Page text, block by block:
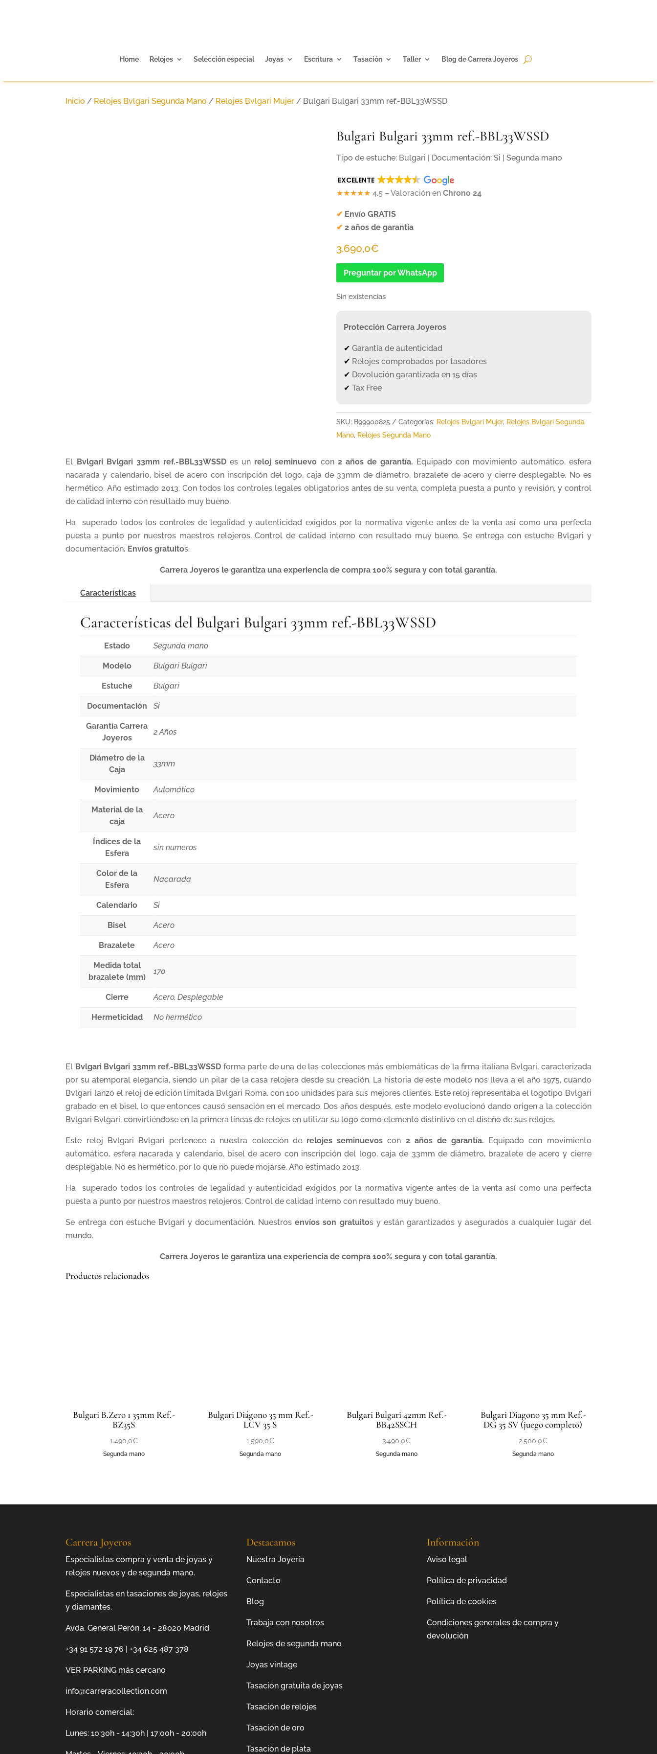
Home Relojes Selección especial Joyas Escritura Tasación Taller Blog de Carrera Joyeros
Inicio / Relojes Bvlgari Segunda Mano / Relojes Bvlgari Mujer / Bulgari Bulgari 33mm ref.-BBL33WSSD
Bulgari Bulgari 33mm ref.-BBL33WSSD
Tipo de estuche: Bulgari | Documentación: Si | Segunda mano
EXCELENTE
★★★★★ 4.5 – Valoración enChrono 24
✔ Envío GRATIS
✔2 años de garantía
3.690,0€
Preguntar por WhatsApp
Sin existencias
Protección Carrera Joyeros
✔Garantía de autenticidad
✔ Relojes comprobados por tasadores
✔ Devolución garantizada en 15 días
✔Tax Free
SKU: B99900825 Categorías: Relojes Bvlgari Mujer, Relojes Bvlgari Segunda
Mano, Relojes Segunda Mano
El Bvlgari Bvlgari 33mm ref.-BBL33WSSDes un reloj seminuevo con 2 años de garantía. Equipado con movimiento automático, esfera
nacarada y calendario, bisel de acero con inscripción del logo, caja de 33mm de diámetro, brazalete de acero y cierre desplegable. No es
hermético. Año estimado 2013. Con todos los controles legales obligatorios antes de su venta, completa puesta a punto y revisión, y control
de calidad interno con resultado muy bueno.
Ha superado todos los controles de legalidad y autenticidad exigidos por la normativa vigente antes de la venta así como una perfecta
puesta a punto por nuestros maestros relojeros. Control de calidad interno con resultado muy bueno. Se entrega con estuche Bvlgari y
documentación. Envíos gratuitos.
Carrera Joyeros le garantiza una experiencia de compra 100% segura y con total garantía.
Características
Características del Bulgari Bulgari 33mm ref.-BBL33WSSD
Estado Segunda mano
Modelo Bulgari Bulgari
Estuche Bulgari
Documentación Si
Garantía Carrera
Joyeros
2 Años
Diámetro de la
Caja
33mm
Movimiento Automático
Material de la
caja
Acero
Índices de la
Esfera
sin numeros
Color de la
Esfera
Nacarada
Calendario Si
Bisel Acero
Brazalete Acero
Medida total
brazalete (mm)
170
Cierre Acero, Desplegable
Hermeticidad No hermético
El Bvlgari Bvlgari 33mm ref.-BBL33WSSD forma parte de una de las colecciones más emblemáticas de la firma italiana Bvlgari, caracterizada
por su atemporal elegancia, siendo un pilar de la casa relojera desde su creación. La historia de este modelo nos lleva a el año 1975, cuando
Bvlgari lanzó el reloj de edición limitada Bvlgari Roma, con 100 unidades para sus mejores clientes. Este reloj representaba el logotipo Bvlgari
grabado en el bisel, lo que entonces causó sensación en el mercado. Dos años después, este modelo evolucionó dando origen a la colección
Bvlgari Bvlgari, convirtiéndose en la primera líneas de relojes en utilizar su logo como elemento distintivo en el diseño de sus relojes.
Este reloj Bvlgari Bvlgari pertenece a nuestra colección derelojes seminuevos con 2 años de garantía. Equipado con movimiento
automático, esfera nacarada y calendario, bisel de acero con inscripción del logo, caja de 33mm de diámetro, brazalete de acero y cierre
desplegable. No es hermético, por lo que no puede mojarse. Año estimado 2013.
Ha superado todos los controles de legalidad y autenticidad exigidos por la normativa vigente antes de la venta así como una perfecta
puesta a punto por nuestros maestros relojeros. Control de calidad interno con resultado muy bueno.
Se entrega con estuche Bvlgari y documentación. Nuestrosenvíos son gratuitos y están garantizados y asegurados a cualquier lugar del
mundo.
Carrera Joyeros le garantiza una experiencia de compra 100% segura y con total garantía.
Productos relacionados
Bulgari B.Zero 1 35mm Ref.-
BZ35S
1.490,0€
Segunda mano
Bulgari Diágono 35 mm Ref.-
LCV 35 S
1.590,0€
Segunda mano
Bulgari Bulgari 42mm Ref.-
BB42SSCH
3.490,0€
Segunda mano
Bulgari Diagono 35 mm Ref.-
DG 35 SV (juego completo)
2.500,0€
Segunda mano
Carrera Joyeros
Especialistas compra y venta de joyas y
relojes nuevos y de segunda mano.
Especialistas en tasaciones de joyas, relojes
y diamantes.
Avda. General Perón, 14 - 28020 Madrid
+34 91 572 19 76 |+34 625 487 378
VER PARKING más cercano
info@carreracollection.com
Horario comercial:
Lunes: 10:30h - 14:30h | 17:00h - 20:00h
Destacamos
Nuestra Joyería
Contacto
Blog
Trabaja con nosotros
Relojes de segunda mano
Joyas vintage
Tasación gratuita de joyas
Tasación de relojes
Tasación de oro
Tasación de plata
Información
Aviso legal
Política de privacidad
Política de cookies
Condiciones generales de compra y
devolución